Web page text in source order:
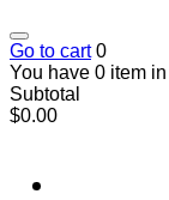
Go to cart 0
You have 0 item
Subtotal
$0.00